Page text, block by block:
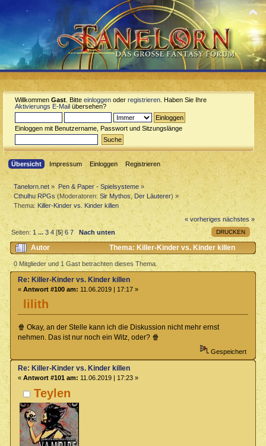
Willkommen Gast . Bitte einloggen oder registrieren . Haben Sie Ihre
Aktivierungs E-Mail übersehen?
Einloggen mit Benutzername, Passwort und Sitzungslänge
Übersicht Impressum Einloggen Registrieren
Tanelorn.net » Pen & Paper - Spielsysteme»
Cthulhu RPGs (Moderatoren:Sir Mythos, Der Läuterer) »
Thema:Killer-Kinder vs. Kinder killen
« vorheriges nächstes »
DRUCKEN
Seiten:1 ...3 4 [5]6 7 Nach unten
Autor
Thema: Killer-Kinder vs. Kinder killen
(Gelesen 23219 mal)
0 Mitglieder und 1 Gast betrachten dieses Thema.
lilith
Re: Killer-Kinder vs. Kinder killen
« Antwort #100 am: 11.06.2019 | 17:17 »
🍿 Okay, an der Stelle kann ich die Diskussion nicht mehr ernst
nehmen. Das ist nur noch ein Witz, oder? 🍿
Gespeichert
Teylen
Re: Killer-Kinder vs. Kinder killen
« Antwort #101 am: 11.06.2019 | 17:23 »